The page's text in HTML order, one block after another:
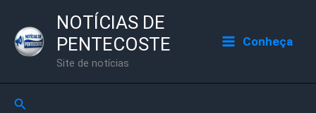
para
NOTÍCIAS DE
PENTECOSTE
Site de notícias
Conheça
Pesquisar